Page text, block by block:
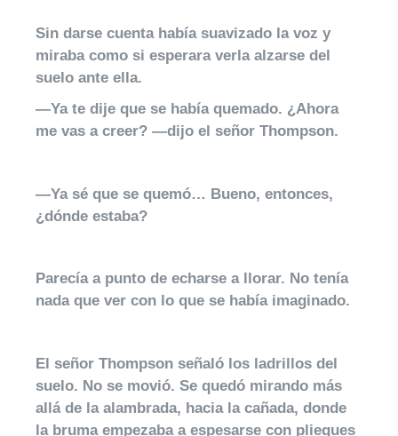
Sin darse cuenta había suavizado la voz y
miraba como si esperara verla alzarse del
suelo ante ella.
—Ya te dije que se había quemado. ¿Ahora
me vas a creer? —dijo el señor Thompson.
—Ya sé que se quemó… Bueno, entonces,
¿dónde estaba?
Parecía a punto de echarse a llorar. No tenía
nada que ver con lo que se había imaginado.
El señor Thompson señaló los ladrillos del
suelo. No se movió. Se quedó mirando más
allá de la alambrada, hacia la cañada, donde
la bruma empezaba a espesarse con pliegues